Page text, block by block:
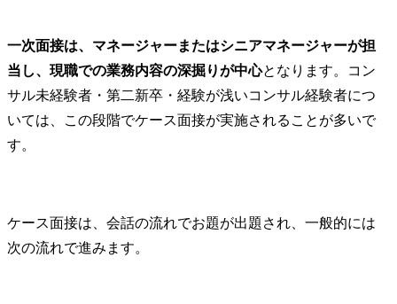
一次面接は、マネージャーまたはシニアマネージャーが担
当し、現職での業務内容の深掘りが中心となります。コン
サル未経験者・第二新卒・経験が浅いコンサル経験者につ
いては、この段階でケース面接が実施されることが多いで
す。
ケース面接は、会話の流れでお題が出題され、一般的には
次の流れで進みます。